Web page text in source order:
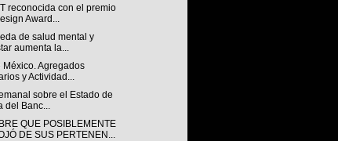
reconocida con el premio
Award...
de salud mental y
aumenta la...
México. Agregados
y Actividad...
sobre el Estado de
del Banc...
QUE POSIBLEMENTE
DE SUS PERTENEN...